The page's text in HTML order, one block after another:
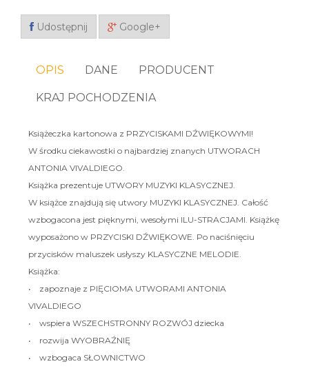
Udostępnij Google+
OPIS DANE PRODUCENT
KRAJ POCHODZENIA
Książeczka kartonowa z PRZYCISKAMI DŹWIĘKOWYMI!
W środku ciekawostki o najbardziej znanych UTWORACH
ANTONIA VIVALDIEGO.
Książka prezentuje UTWORY MUZYKI KLASYCZNEJ.
W książce znajdują się utwory MUZYKI KLASYCZNEJ. Całość
wzbogacona jest pięknymi, wesołymi ILU-STRACJAMI. Książkę
wyposażono w PRZYCISKI DŹWIĘKOWE. Po naciśnięciu
przycisków maluszek usłyszy KLASYCZNE MELODIE.
Książka:
• zapoznaje z PIĘCIOMA UTWORAMI ANTONIA
VIVALDIEGO
• wspiera WSZECHSTRONNY ROZWÓJ dziecka
• rozwija WYOBRAŹNIĘ
• wzbogaca SŁOWNICTWO